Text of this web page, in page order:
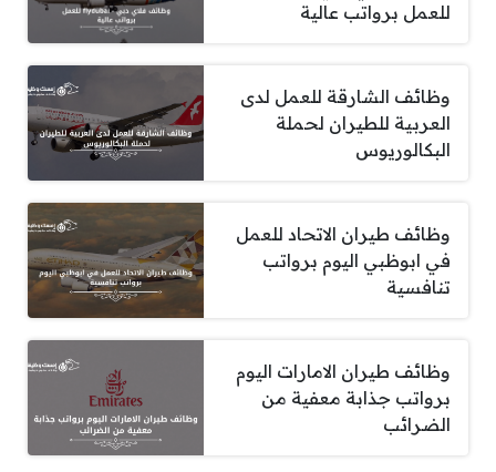
للعمل برواتب عالية
وظائف الشارقة للعمل لدى
العربية للطيران لحملة
البكالوريوس
وظائف طيران الاتحاد للعمل
في ابوظبي اليوم برواتب
تنافسية
وظائف طيران الامارات اليوم
برواتب جذابة معفية من
الضرائب